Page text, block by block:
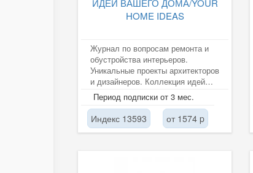
ИДЕИ ВАШЕГО ДОМА/YOUR
HOME IDEAS
Журнал по вопросам ремонта и
обустройства интерьеров.
Уникальные проекты архитекторов
и дизайнеров. Коллекция идей
для дома. Практические...
Период подписки от 3 мес.
Индекс 13593 от 1574 p